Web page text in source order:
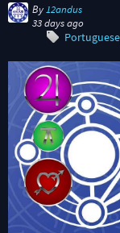
By 12andus
33 days ago
Portuguese